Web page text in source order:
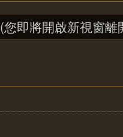
(您即將開啟新視窗離